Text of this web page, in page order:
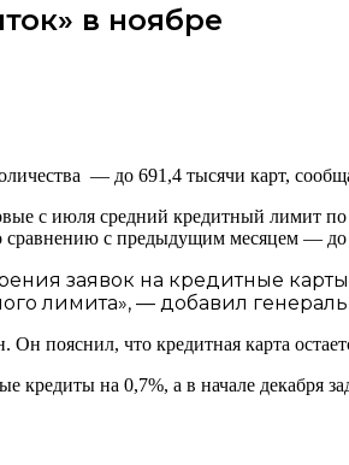
в ноябре
— до 691,4 тысячи карт,
с июля средний кредитный лимит
сравнению с предыдущим месяцем —
заявок на кредитные
лимита», — добавил
пояснил, что кредитная карта
на 0,7%, а в начале декабря